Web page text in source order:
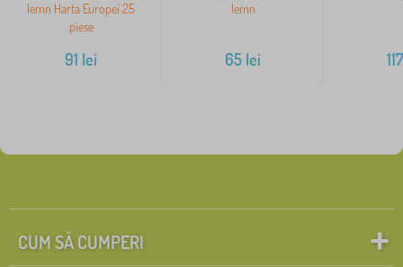
lemn Harta Europei 25
piese
91 lei
lemn
65 lei 117
CUM SĂ CUMPERI